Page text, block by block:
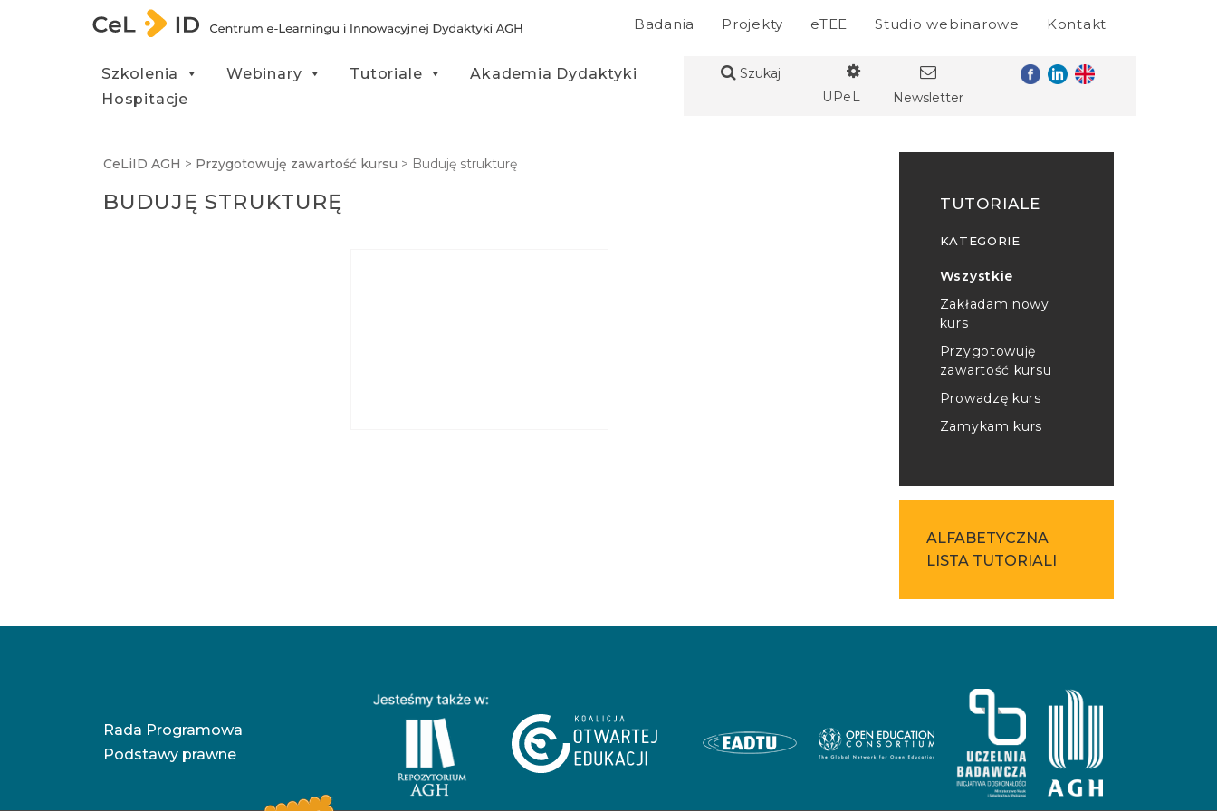
Badania Projekty eTEE Studio webinarowe Kontakt
Szkolenia Webinary Tutoriale
Akademia Dydaktyki
Hospitacje
Szukaj
UPeL
Newsletter
CeLiID AGH > Przygotowuję zawartość kursu > Buduję strukturę
BUDUJĘ STRUKTURĘ TUTORIALE
KATEGORIE
Wszystkie
Zakładam nowy
kurs
Przygotowuję
zawartość kursu
Prowadzę kurs
Zamykam kurs
ALFABETYCZNA
LISTA TUTORIALI
Rada Programowa
Podstawy prawne